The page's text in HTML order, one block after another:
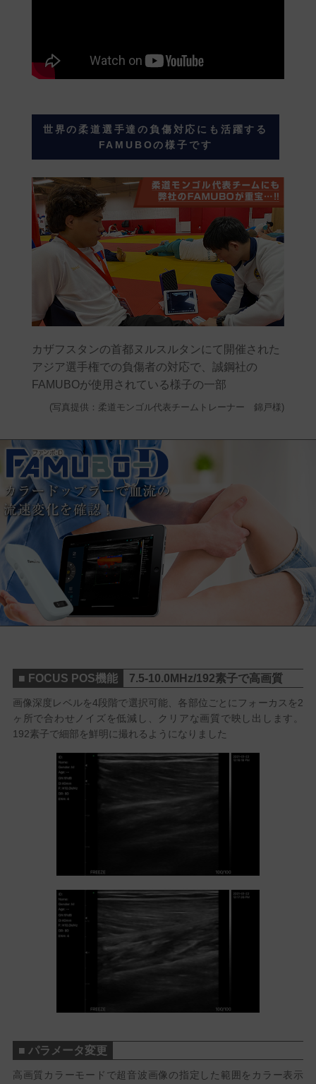
世界の柔道選手達の負傷対応にも活躍する
FAMUBOの様子です
カザフスタンの首都ヌルスルタンにて開催された
アジア選手権での負傷者の対応で、誠鋼社の
FAMUBOが使用されている様子の一部
(写真提供：柔道モンゴル代表チームトレーナー 錦戸様)
■ FOCUS POS機能 7.5-10.0MHz/192素子で高画質
画像深度レベルを4段階で選択可能、各部位ごとにフォーカスを2
ヶ所で合わせノイズを低減し、クリアな画質で映し出します。
192素子で細部を鮮明に撮れるようになりました
■ パラメータ変更
高画質カラーモードで超音波画像の指定した範囲をカラー表示